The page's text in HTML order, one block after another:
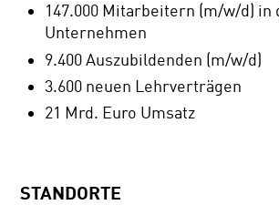
147.000 Mitarbeitern (m/w/d) in
Unternehmen
9.400 Auszubildenden (m/w/d)
3.600 neuen Lehrverträgen
21 Mrd. Euro Umsatz
STANDORTE